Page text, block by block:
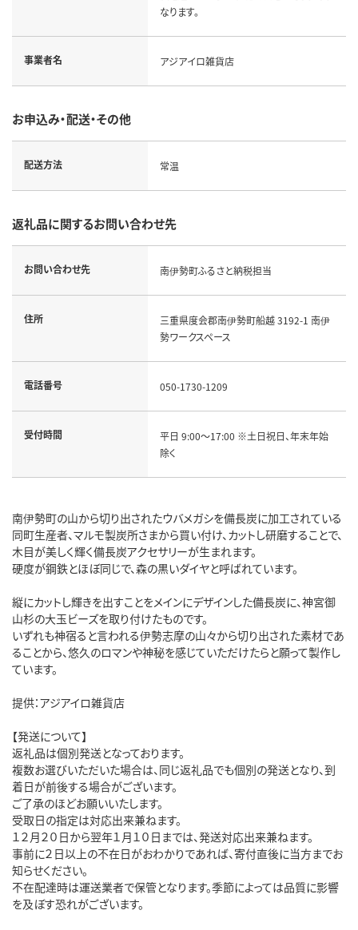
なります。
事業者名 アジアイロ雑貨店
お申込み・配送・その他
配送方法 常温
返礼品に関するお問い合わせ先
お問い合わせ先 南伊勢町ふるさと納税担当
住所
三重県度会郡南伊勢町船越 3192-1 南伊
勢ワークスペース
電話番号 050-1730-1209
受付時間
平日 9:00～17:00 ※土日祝日、年末年始
除く
南伊勢町の山から切り出されたウバメガシを備長炭に加工されている
同町生産者、マルモ製炭所さまから買い付け、カットし研磨することで、
木目が美しく輝く備長炭アクセサリーが生まれます。
硬度が鋼鉄とほぼ同じで、森の黒いダイヤと呼ばれています。
縦にカットし輝きを出すことをメインにデザインした備長炭に、神宮御
山杉の大玉ビーズを取り付けたものです。
いずれも神宿ると言われる伊勢志摩の山々から切り出された素材であ
ることから、悠久のロマンや神秘を感じていただけたらと願って製作し
ています。
提供：アジアイロ雑貨店
【発送について】
返礼品は個別発送となっております。
複数お選びいただいた場合は、同じ返礼品でも個別の発送となり、到
着日が前後する場合がございます。
ご了承のほどお願いいたします。
受取日の指定は対応出来兼ねます。
１２月２０日から翌年１月１０日までは、発送対応出来兼ねます。
事前に２日以上の不在日がおわかりであれば、寄付直後に当方までお
知らせください。
不在配達時は運送業者で保管となります。季節によっては品質に影響
を及ぼす恐れがございます。